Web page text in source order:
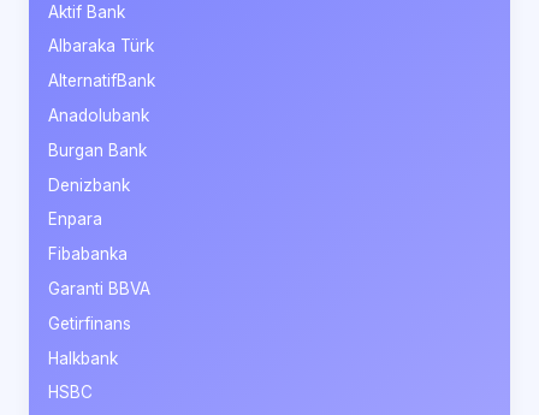
Aktif Bank
Albaraka Türk
AlternatifBank
Anadolubank
Burgan Bank
Denizbank
Enpara
Fibabanka
Garanti BBVA
Getirfinans
Halkbank
HSBC